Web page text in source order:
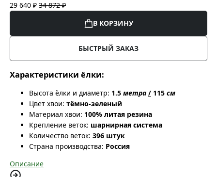
29 640 ₽ 34 872 ₽
В КОРЗИНУ
БЫСТРЫЙ ЗАКАЗ
Характеристики ёлки:
Высота ёлки и диаметр: 1.5 метра / 115 см
Цвет хвои: тёмно-зеленый
Материал хвои: 100% литая резина
Крепление веток: шарнирная система
Количество веток: 396 штук
Страна производства: Россия
Описание